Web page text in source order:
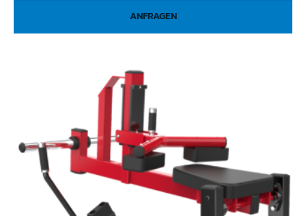
ANFRAGEN